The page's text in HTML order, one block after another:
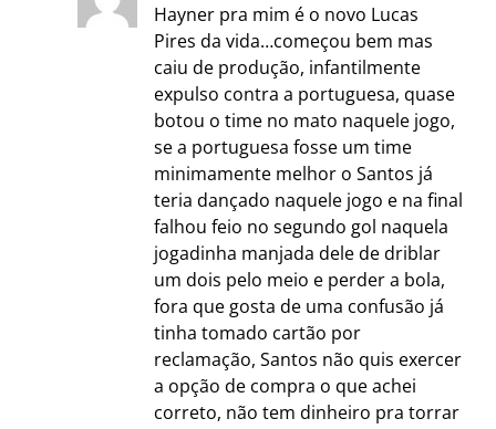
Hayner pra mim é o novo Lucas
Pires da vida…começou bem mas
caiu de produção, infantilmente
expulso contra a portuguesa, quase
botou o time no mato naquele jogo,
se a portuguesa fosse um time
minimamente melhor o Santos já
teria dançado naquele jogo e na final
falhou feio no segundo gol naquela
jogadinha manjada dele de driblar
um dois pelo meio e perder a bola,
fora que gosta de uma confusão já
tinha tomado cartão por
reclamação, Santos não quis exercer
a opção de compra o que achei
correto, não tem dinheiro pra torrar